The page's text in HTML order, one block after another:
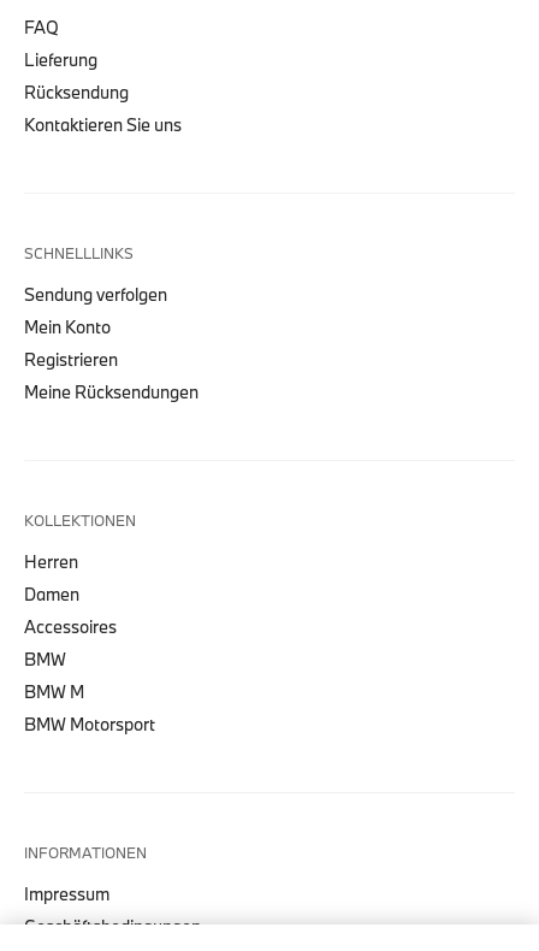
FAQ
Lieferung
Rücksendung
Kontaktieren Sie uns
SCHNELLLINKS
Sendung verfolgen
Mein Konto
Registrieren
Meine Rücksendungen
KOLLEKTIONEN
Herren
Damen
Accessoires
BMW
BMW M
BMW Motorsport
INFORMATIONEN
Impressum
Geschäftsbedingungen